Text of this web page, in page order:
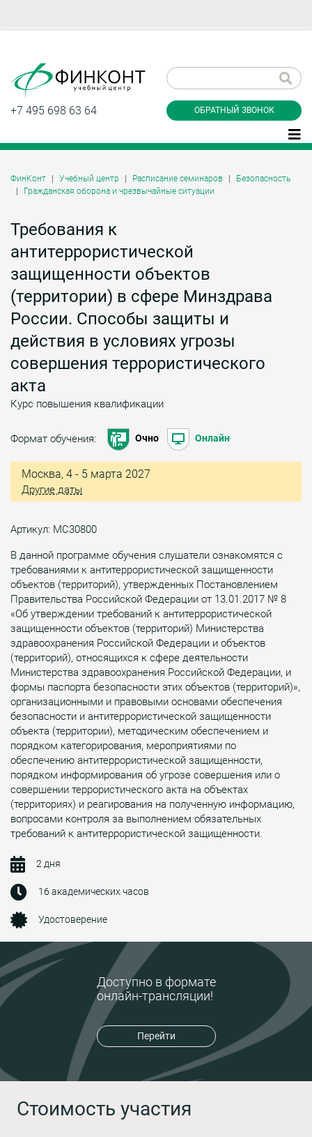
+7 495 698 63 64 ОБРАТНЫЙ ЗВОНОК
Доступно в формате
онлайн-трансляции!
Перейти
ФинКонт Учебный центр Расписание семинаров
Безопасность
Гражданская оборона и чрезвычайные ситуации
Требования к
антитеррористической
защищенности объектов
(территории) в сфере Минздрава
России. Способы защиты и
действия в условиях угрозы
совершения террористического
акта
Курс повышения квалификации
Формат обучения: Очно Онлайн
Москва, 4 - 5 марта 2027
Другие даты
Артикул: МС30800
В данной программе обучения слушатели ознакомятся с
требованиями к антитеррористической защищенности
объектов (территорий), утвержденных Постановлением
Правительства Российской Федерации от 13.01.2017 № 8
«Об утверждении требований к антитеррористической
защищенности объектов (территорий) Министерства
здравоохранения Российской Федерации и объектов
(территорий), относящихся к сфере деятельности
Министерства здравоохранения Российской Федерации, и
формы паспорта безопасности этих объектов (территорий)»,
организационными и правовыми основами обеспечения
безопасности и антитеррористической защищенности
объекта (территории), методическим обеспечением и
порядком категорирования, мероприятиями по
обеспечению антитеррористической защищенности,
порядком информирования об угрозе совершения или о
совершении террористического акта на объектах
(территориях) и реагирования на полученную информацию,
вопросами контроля за выполнением обязательных
требований к антитеррористической защищенности.
2 дня
16 академических часов
Удостоверение
Стоимость участия
звонок
Даю согласие на обработку персональных
Заказать